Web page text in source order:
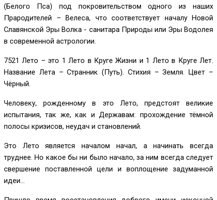
(Белого Пса) под покровительством одного из наших
Прародителей – Велеса, что соответствует началу Новой
Славянской Эры Волка - санитара Природы или Эры Водолея
в современной астрологии.
7521 Лето – это 1 Лето в Круге Жизни и 1 Лето в Круге Лет.
Название Лета – Странник (Путь). Стихия – Земля. Цвет –
Чёрный.
Человеку, рожденному в это Лето, предстоят великие
испытания, так же, как и Державам: прохождение тёмной
полосы кризисов, неудач и становлений.
Это Лето является началом начал, а начинать всегда
труднее. Но какое бы ни было начало, за ним всегда следует
свершение поставленной цели и воплощение задуманной
идеи...